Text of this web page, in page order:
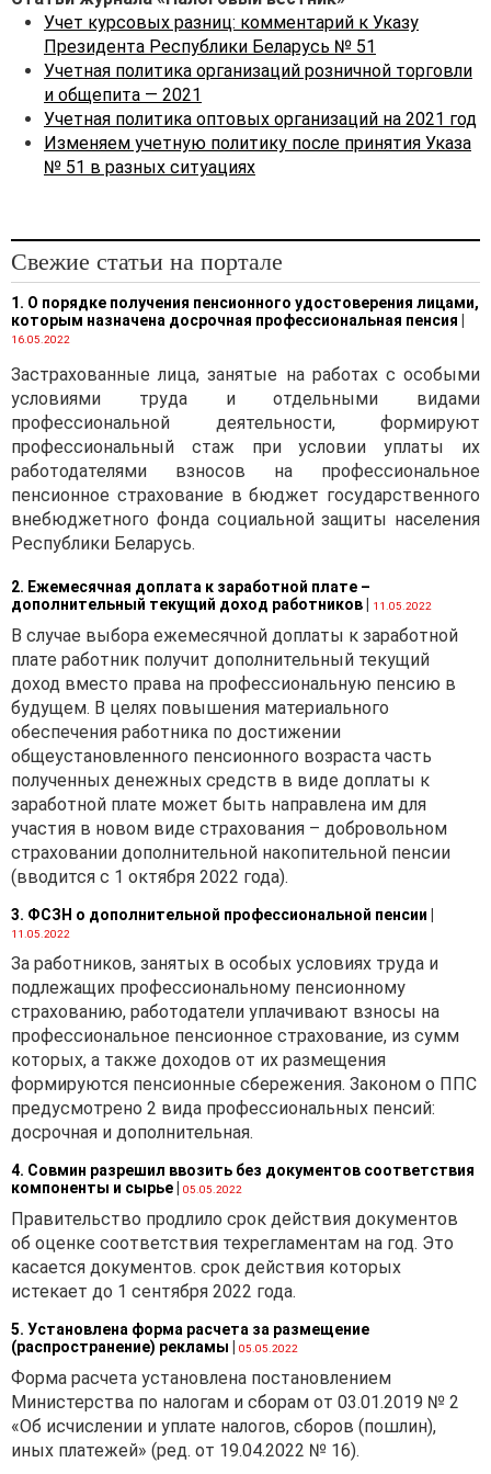
30.09.2011 № 102 (далее —
Инструкция № 102),
Инструкциейпо
доходов и расходов по
договорам строительного
подряда, утвержденной
строительства
Республики Беларусь от
30.09.2011 № 44, с учетом
произошедших изменений
практики применения
законодательства в
области бухгалтерского
учета и отчетности, а
также налогообложения.
Ниже приведем примерную
форму приказа по учетной
политике организации,
зарегистрированной 22
февраля 2020 г. [1]
Справочно:
Положение об учетной
политике вновь созданной
организации утверждается
руководителем
организации не позднее
тридцатого календарного
государственной
организации. Положение об
учетной политике вновь
созданной организации
применяется этой
организацией с даты ее
государственной
регистрации (п. 3
Национального стандарта
бухгалтерского учета и
политика организации,
изменения в учетных
оценках, ошибки»,
утвержденного
Министерства финансов
Республики Беларусь от
10.12.2013 № 80).
Справочно. При
Учет курсовых разниц: комментарий к Указу
Президента Республики Беларусь № 51
Учетная политика организаций розничной торговли
и общепита — 2021
Учетная политика оптовых организаций на 2021 год
Изменяем учетную политику после принятия Указа
№ 51 в разных ситуациях
Свежие статьи на портале
1. О порядке получения пенсионного удостоверения лицами,
которым назначена досрочная профессиональная пенсия |
16.05.2022
Застрахованные лица, занятые на работах с особыми
условиями труда и отдельными видами
профессиональной деятельности, формируют
профессиональный стаж при условии уплаты их
работодателями взносов на профессиональное
пенсионное страхование в бюджет государственного
внебюджетного фонда социальной защиты населения
Республики Беларусь.
2. Ежемесячная доплата к заработной плате –
дополнительный текущий доход работников| 11.05.2022
В случае выбора ежемесячной доплаты к заработной
плате работник получит дополнительный текущий
доход вместо права на профессиональную пенсию в
будущем. В целях повышения материального
обеспечения работника по достижении
общеустановленного пенсионного возраста часть
полученных денежных средств в виде доплаты к
заработной плате может быть направлена им для
участия в новом виде страхования – добровольном
страховании дополнительной накопительной пенсии
(вводится с 1 октября 2022 года).
3. ФСЗН о дополнительной профессиональной пенсии |
11.05.2022
За работников, занятых в особых условиях труда и
подлежащих профессиональному пенсионному
страхованию, работодатели уплачивают взносы на
профессиональное пенсионное страхование, из сумм
которых, а также доходов от их размещения
формируются пенсионные сбережения. Законом о ППС
предусмотрено 2 вида профессиональных пенсий:
досрочная и дополнительная.
4. Совмин разрешил ввозить без документов соответствия
компоненты и сырье| 05.05.2022
Правительство продлило срок действия документов
об оценке соответствия техрегламентам на год. Это
касается документов. срок действия которых
истекает до 1 сентября 2022 года.
5. Установлена форма расчета за размещение
(распространение) рекламы | 05.05.2022
Форма расчета установлена постановлением
Министерства по налогам и сборам от 03.01.2019 № 2
«Об исчислении и уплате налогов, сборов (пошлин),
иных платежей» (ред. от 19.04.2022 № 16).